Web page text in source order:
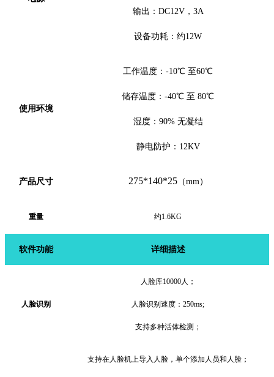
输出： DC12V， 3A
设备功耗：约12W
使用环境
工作温度： -10℃ 至60℃
储存温度： -40℃ 至 80℃
湿度： 90% 无凝结
静电防护： 12KV
产品尺寸 275*140*25（mm）
重量 约1.6KG
软件功能 详细描述
人脸识别
人脸库10000人；
人脸识别速度： 250ms;
支持多种活体检测；
支持在人脸机上导入人脸，单个添加人员和人脸；